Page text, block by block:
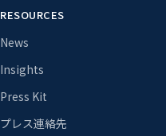
RESOURCES
News
Insights
Press Kit
プレス連絡先